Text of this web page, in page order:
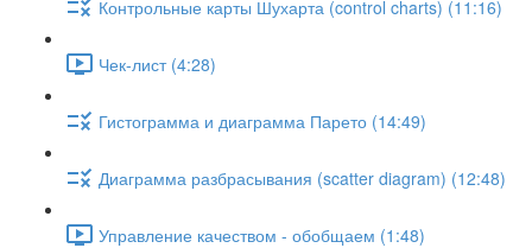
Контрольные карты Шухарта (control charts) (11:16)
Чек-лист (4:28)
Гистограмма и диаграмма Парето (14:49)
Диаграмма разбрасывания (scatter diagram) (12:48)
Управление качеством - обобщаем (1:48)